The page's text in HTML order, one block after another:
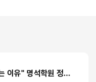
"수능 1주 전까지 등원하는 이유" 명석학원 정시반 개강 안내 (성수고·경일고·무학여고·대광고 등)